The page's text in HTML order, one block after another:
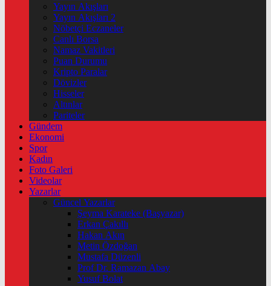
Yayın Akışları
Yayın Akışları 2
Nöbetçi Eczaneler
Canlı Borsa
Namaz Vakitleri
Puan Durumu
Kripto Paralar
Dövizler
Hisseler
Altınlar
Pariteler
Gündem
Ekonomi
Spor
Kadın
Foto Galeri
Videolar
Yazarlar
Güncel Yazarlar
Şeyma Karateke (Başyazar)
Erkan Çakıllı
Hakan Akın
Metin Özdoğan
Mustafa Düzenli
Prof Dr. Ramazan Abay
Yusuf Bolat